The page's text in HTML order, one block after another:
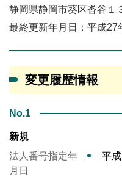
静岡県静岡市葵区沓谷１
最終更新年月日：平成27
変更履歴情報
No.1
新規
法人番号指定年
月日
平